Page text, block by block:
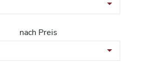
nach Preis